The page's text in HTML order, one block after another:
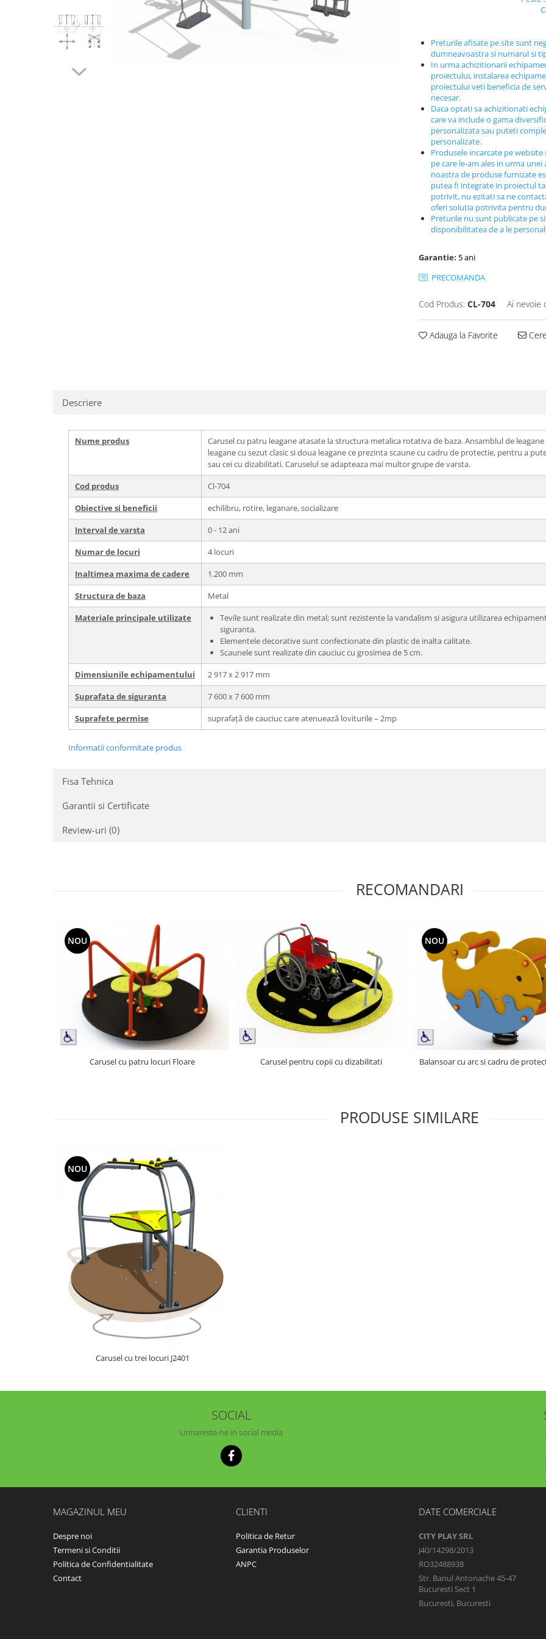
Jocuri cu nisip
Echipamente de catarat
Trasee echilibristica
Echipamente persoane cu
Rastel Biciclete
Preturile afisate pe site sunt
dumneavoastra si numarul si
In urma achizitionarii
proiectului, instalarea
proiectului veti beneficia de
necesar.
Daca optati sa achizitionati
care va include o gama
personalizata sau puteti
personalizate.
Produsele incarcate pe
pe care le-am ales in urma
noastra de produse furnizate
putea fi integrate in proiectul
potrivit, nu ezitati sa ne
oferi solutia potrivita pentru
Preturile nu sunt publicate pe
disponibilitatea de a le
Garantie: 5 ani
PRECOMANDA
Cod Produs: CL-704 Ai nevoie
Adauga la Favorite
Descriere
Nume produs
Carusel cu patru leagane atasate la structura metalica rotativa de baza. Ansamblul de
leagane cu sezut clasic si doua leagane ce prezinta scaune cu cadru de protectie, pentru a
sau cei cu dizabilitati. Caruselul se adapteaza mai multor grupe de varsta.
Cod produs
Cl-704
Obiective si beneficii
echilibru, rotire, leganare, socializare
Interval de varsta
0 - 12 ani
Numar de locuri
4 locuri
Inaltimea maxima de cadere
1.200 mm
Structura de baza
Metal
Materiale principale utilizate
Tevile sunt realizate din metal; sunt rezistente la vandalism si asigura utilizarea
siguranta.
Elementele decorative sunt confectionate din plastic de inalta calitate.
Scaunele sunt realizate din cauciuc cu grosimea de 5 cm.
Dimensiunile echipamentului
2 917 х 2 917 mm
Suprafata de siguranta
7 600 х 7 600 mm
Suprafete permise
suprafață de cauciuc care atenuează loviturile – 2mp
Informatii conformitate produs
Fisa Tehnica
Garantii si Certificate
Review-uri (0)
RECOMANDARI
NOU
Carusel cu patru locuri Floare Carusel pentru copii cu dizabilitati
NOU
Balansoar cu arc si cadru de
PRODUSE SIMILARE
NOU
Carusel cu trei locuri J2401
SOCIAL
Urmareste-ne in social media
MAGAZINUL MEU
Despre noi
Termeni si Conditii
Politica de Confidentialitate
Contact
CLIENTI
Politica de Retur
Garantia Produselor
ANPC
DATE COMERCIALE
CITY PLAY SRL
J40/14298/2013
RO32488938
Str. Banul Antonache 45-47
Bucuresti Sect 1
Bucuresti, Bucuresti